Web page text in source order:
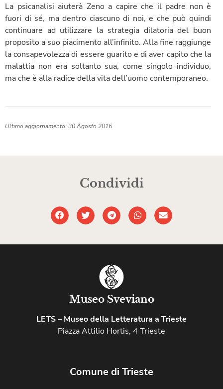
La psicanalisi aiuterà Zeno a capire che il padre non è
fuori di sé, ma dentro ciascuno di noi, e che può quindi
continuare ad utilizzare la strategia dilatoria del buon
proposito a suo piacimento all’infinito. Alla fine raggiunge
la consapevolezza di essere guarito e di aver capito che la
malattia non era soltanto sua, come singolo individuo,
ma che è alla radice della vita dell’uomo contemporaneo.
Ultimo aggiornamento: 30 Agosto 2016
Condividi
Museo Sveviano
LETS – Museo della Letteratura a Trieste
Piazza Attilio Hortis, 4 Trieste
Comune di Trieste